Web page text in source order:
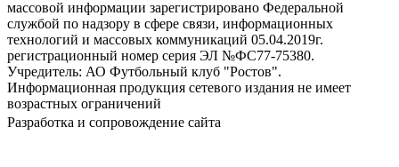
массовой информации зарегистрировано Федеральной
службой по надзору в сфере связи, информационных
технологий и массовых коммуникаций 05.04.2019г.
регистрационный номер серия ЭЛ №ФС77-75380.
Учредитель: АО Футбольный клуб "Ростов".
Информационная продукция сетевого издания не имеет
возрастных ограничений
Разработка и сопровождение сайта